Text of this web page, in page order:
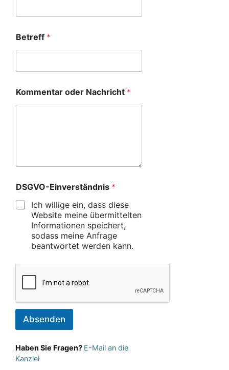
Betreff *
Kommentar oder Nachricht *
DSGVO-Einverständnis *
Ich willige ein, dass diese
Website meine übermittelten
Informationen speichert,
sodass meine Anfrage
beantwortet werden kann.
Absenden
Haben Sie Fragen? E-Mail an die
Kanzlei